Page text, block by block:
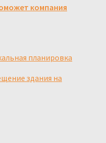
компания
планировка
здания на